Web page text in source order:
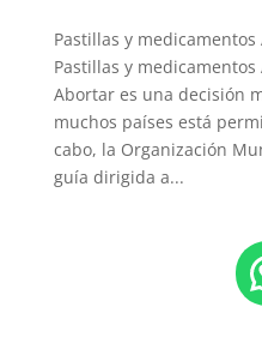
Pastillas y
Pastillas y
Abortar es una decisión
muchos países está
cabo, la Organización
guía dirigida a...